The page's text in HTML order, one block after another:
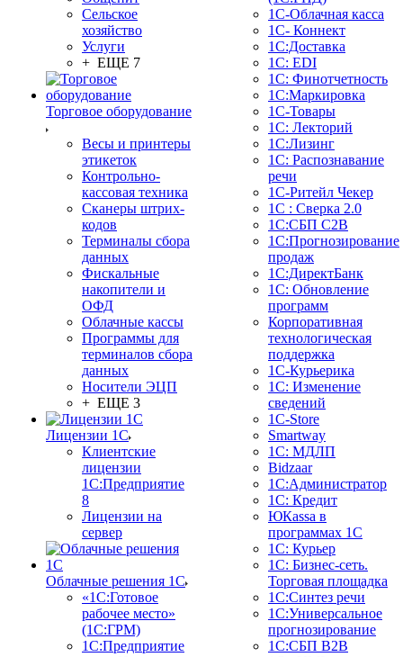
Сельское
хозяйство
Услуги
+ ЕЩЕ 7
Торговое оборудование
Весы и принтеры
этикеток
Контрольно-
кассовая техника
Сканеры штрих-
кодов
Терминалы сбора
данных
Фискальные
накопители и
ОФД
Облачные кассы
Программы для
терминалов сбора
данных
Носители ЭЦП
+ ЕЩЕ 3
Лицензии 1С
Клиентские
лицензии
1С:Предприятие
8
Лицензии на
сервер
Облачные решения 1С
«1C:Готовое
рабочее место»
(1С:ГРМ)
1С:Предприятие
1С-Облачная касса
1С- Коннект
1С:Доставка
1С: EDI
1С: Финотчетность
1С:Маркировка
1С-Товары
1С: Лекторий
1С:Лизинг
1С: Распознавание
речи
1C-Ритейл Чекер
1С : Сверка 2.0
1С:СБП C2B
1С:Прогнозирование
продаж
1С:ДиректБанк
1С: Обновление
программ
Корпоративная
технологическая
поддержка
1С-Курьерика
1С: Изменение
сведений
1C-Store
Smartway
1С: МДЛП
Bidzaar
1С:Администратор
1С: Кредит
ЮКаssа в
программах 1С
1С: Курьер
1С: Бизнес-сеть.
Торговая площадка
1С:Синтез речи
1С:Универсальное
прогнозирование
1С:СБП B2B